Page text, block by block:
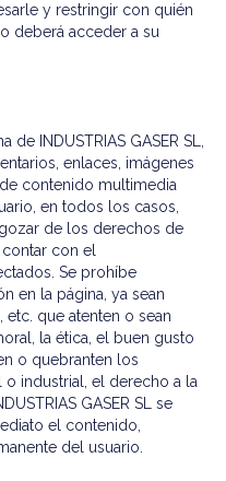
y restringir con quién
deberá acceder a su
INDUSTRIAS GASER SL,
enlaces, imágenes
contenido multimedia
en todos los casos,
de los derechos de
con el
Se prohíbe
en la página, ya sean
etc. que atenten o sean
la ética, el buen gusto
o quebranten los
industrial, el derecho a la
GASER SL se
el contenido,
del usuario.